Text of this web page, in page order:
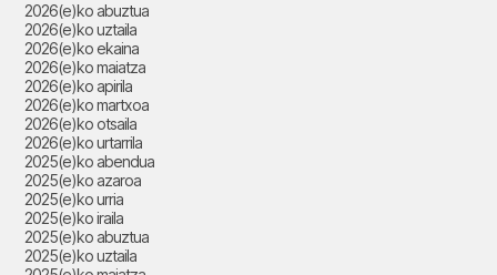
2026(e)ko abuztua
2026(e)ko uztaila
2026(e)ko ekaina
2026(e)ko maiatza
2026(e)ko apirila
2026(e)ko martxoa
2026(e)ko otsaila
2026(e)ko urtarrila
2025(e)ko abendua
2025(e)ko azaroa
2025(e)ko urria
2025(e)ko iraila
2025(e)ko abuztua
2025(e)ko uztaila